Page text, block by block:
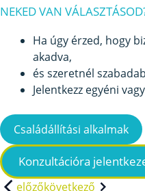
NEKED VAN
Ha úgy érzed, hogy
akadva,
és szeretnél
Jelentkezz egyéni
Családállítási alkalmak
Konzultációra
előzőkövetkező